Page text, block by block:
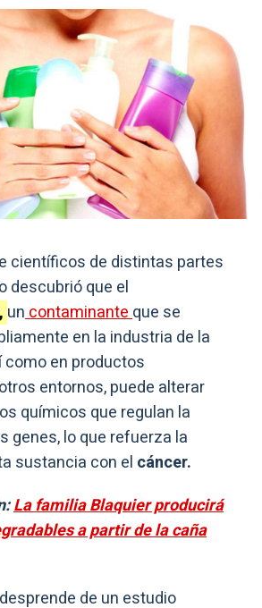
científicos de distintas partes
descubrió que el
uncontaminanteque se
en la industria de la
en productos
entornos, puede alterar
químicos que regulan la
genes, lo que refuerza la
sustancia con el cáncer.
La familia Blaquier producirá
a partir de la caña
de un estudio